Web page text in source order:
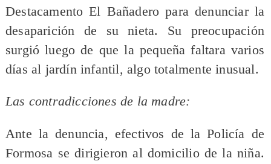
Destacamento El Bañadero para denunciar la
desaparición de su nieta. Su preocupación
surgió luego de que la pequeña faltara varios
días al jardín infantil, algo totalmente inusual.
Las contradicciones de la madre:
Ante la denuncia, efectivos de la Policía de
Formosa se dirigieron al domicilio de la niña.